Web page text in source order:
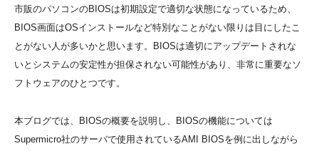
市販のパソコンのBIOSは初期設定で適切な状態になっているため、
BIOS画面はOSインストールなど特別なことがない限りは目にしたこ
とがない人が多いかと思います。BIOSは適切にアップデートされな
いとシステムの安定性が担保されない可能性があり、非常に重要なソ
フトウェアのひとつです。
本ブログでは、BIOSの概要を説明し、BIOSの機能については
Supermicro社のサーバで使用されているAMI BIOSを例に出しながら